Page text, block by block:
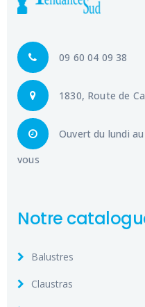
09 60 04 09 38
1830, Route de
Ouvert du lundi
vous
Notre
Balustres
Claustras